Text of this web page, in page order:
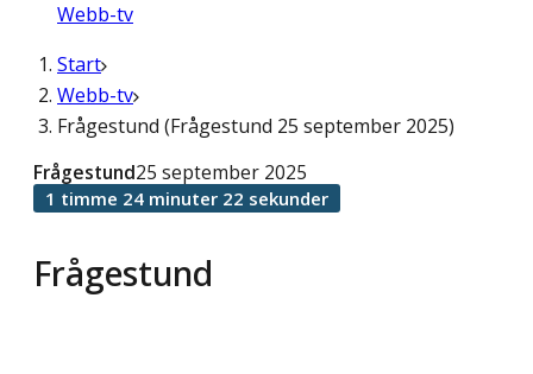
Webb-tv
Start
Webb-tv
Frågestund (Frågestund 25 september 2025)
Frågestund
Frågestund25 september 2025
1 timme 24 minuter 22 sekunder